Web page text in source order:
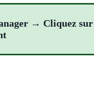
→ Cliquez